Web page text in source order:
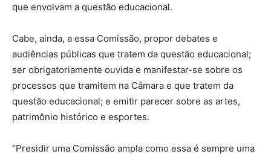
que envolvam a questão educacional.
Cabe, ainda, a essa Comissão, propor debates e
audiências públicas que tratem da questão educacional;
ser obrigatoriamente ouvida e manifestar-se sobre os
processos que tramitem na Câmara e que tratem da
questão educacional; e emitir parecer sobre as artes,
patrimônio histórico e esportes.
“Presidir uma Comissão ampla como essa é sempre uma